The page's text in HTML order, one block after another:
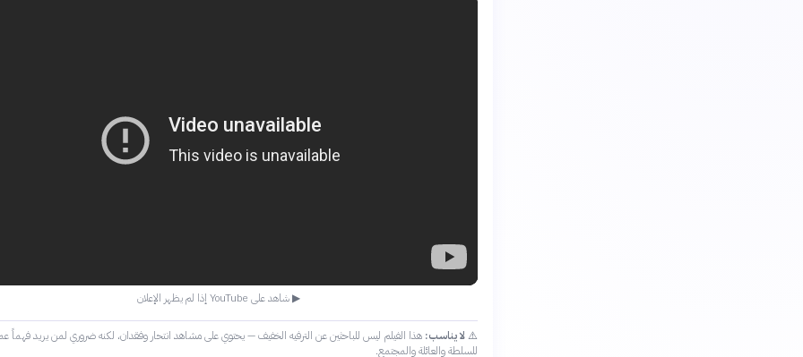
▶ شاهد على YouTube إذا لم يظهر الإعلان
⚠️لا يناسب: هذا الفيلم ليس للباحثين عن الترفيه الخفيف — يحتوي على مشاهد انتحار وفقدان، لكنه ضروري لمن يريد فهماً
للسلطة والعائلة والمجتمع.